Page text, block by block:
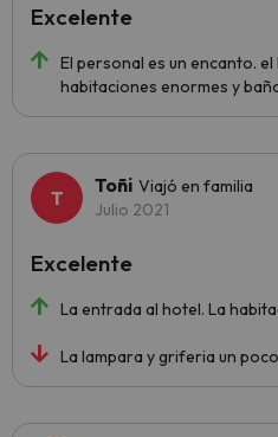
El personal es un encanto.
habitaciones enormes y
Excelente
Toñi Viajó en familia
Julio 2021
La entrada al hotel. La
La lampara y griferia un
Excelente